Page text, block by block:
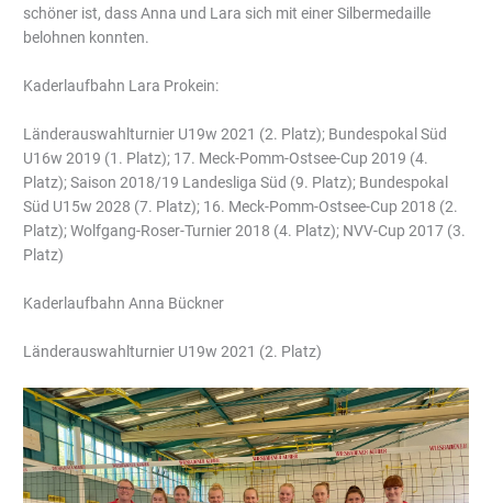
schöner ist, dass Anna und Lara sich mit einer Silbermedaille
belohnen konnten.
Kaderlaufbahn Lara Prokein:
Länderauswahlturnier U19w 2021 (2. Platz); Bundespokal Süd
U16w 2019 (1. Platz); 17. Meck-Pomm-Ostsee-Cup 2019 (4.
Platz); Saison 2018/19 Landesliga Süd (9. Platz); Bundespokal
Süd U15w 2028 (7. Platz); 16. Meck-Pomm-Ostsee-Cup 2018 (2.
Platz); Wolfgang-Roser-Turnier 2018 (4. Platz); NVV-Cup 2017 (3.
Platz)
Kaderlaufbahn Anna Bückner
Länderauswahlturnier U19w 2021 (2. Platz)